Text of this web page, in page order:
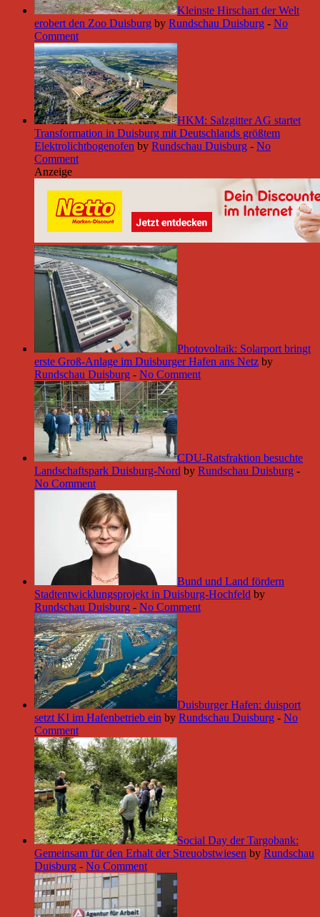
Kleinste Hirschart der Welt
erobert den Zoo Duisburg by Rundschau Duisburg - No
Comment
HKM: Salzgitter AG startet
Transformation in Duisburg mit Deutschlands größtem
Elektrolichtbogenofen by Rundschau Duisburg - No
Comment
Anzeige
Photovoltaik: Solarport bringt
erste Groß-Anlage im Duisburger Hafen ans Netz by
Rundschau Duisburg - No Comment
CDU-Ratsfraktion besuchte
Landschaftspark Duisburg-Nord by Rundschau Duisburg -
No Comment
Bund und Land fördern
Stadtentwicklungsprojekt in Duisburg-Hochfeld by
Rundschau Duisburg - No Comment
Duisburger Hafen: duisport
setzt KI im Hafenbetrieb ein by Rundschau Duisburg - No
Comment
Social Day der Targobank:
Gemeinsam für den Erhalt der Streuobstwiesen by Rundschau
Duisburg - No Comment